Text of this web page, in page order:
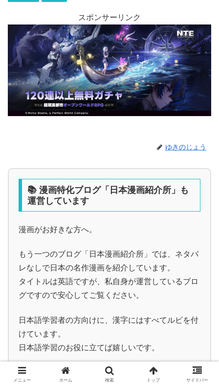
スポンサーリンク
ゆきのじょう
📚 漫画特化ブログ「日本漫画紹介所」も
運営しています
漫画がお好きな方へ。
もう一つのブログ「日本漫画紹介所」では、ネタバ
レなしで日本の名作漫画を紹介しています。
タイトルは英語ですが、私自身が運営しているブロ
グですので安心してご覧ください。
日本語学習者の方向けに、漢字にはすべてルビを付
けています。
日本語学習のお役に立てば嬉しいです。
昔懐かしい作品から話題作まで、私自身が読んで
メニュー ホーム 検索 トップ サイドバー